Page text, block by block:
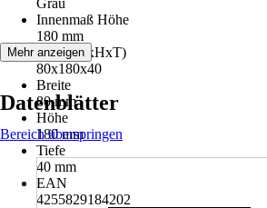
Grau
Innenmaß Höhe
180 mm
Maße (BxHxT)
80x180x40
Breite
80 mm
Höhe
180 mm
Tiefe
40 mm
EAN
4255829184202
Mehr anzeigen
Datenblätter
Bereich überspringen